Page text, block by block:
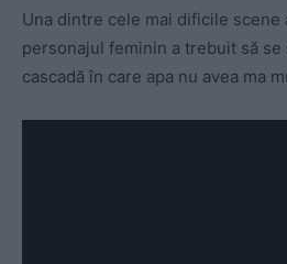
Una dintre cele mai dificile scene
personajul feminin a trebuit să
cascadă în care apa nu avea ma